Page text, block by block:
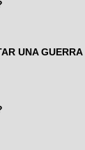
UNA GUERRA